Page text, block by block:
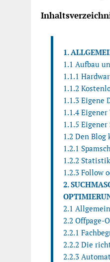
1.
1.1 Aufbau
1.1.1
1.1.2
1.1.3
1.1.4
1.1.5
1.2 Den
1.2.1
1.2.2
1.2.3
2.
2.1
2.2
2.2.1
2.2.2 Die
2.2.3